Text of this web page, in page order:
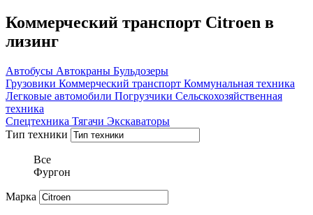
Коммерческий транспорт Citroen в
лизинг
Автобусы Автокраны Бульдозеры
Грузовики Коммерческий транспорт Коммунальная техника
Легковые автомобили Погрузчики Сельскохозяйственная
техника
Спецтехника Тягачи Экскаваторы
Тип техники
Все
Фургон
Марка